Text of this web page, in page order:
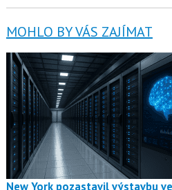
MOHLO BY VÁS ZAJÍMAT
New York pozastavil výstavbu